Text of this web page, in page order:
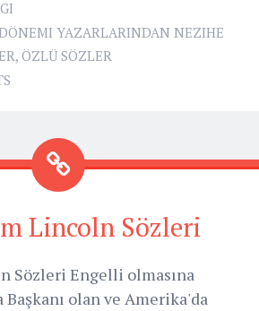
YAZARLARINDAN NEZIHE
, ÖZLÜ SÖZLER
Lincoln Sözleri
Sözleri Engelli olmasına
olan ve Amerika'da